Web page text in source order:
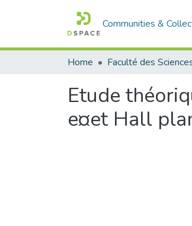
Communities &
Home
Etude
e¤et Hall